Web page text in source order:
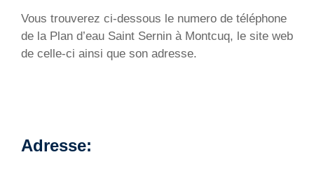
Vous trouverez ci-dessous le numero de téléphone
de la Plan d’eau Saint Sernin à Montcuq, le site web
de celle-ci ainsi que son adresse.
Adresse: